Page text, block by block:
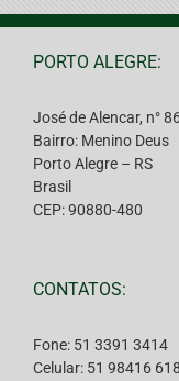
PORTO ALEGRE:
José de Alencar, n°
Bairro: Menino Deus
Porto Alegre – RS
Brasil
CEP: 90880-480
CONTATOS:
Fone: 51 3391 3414
Celular: 51 98416